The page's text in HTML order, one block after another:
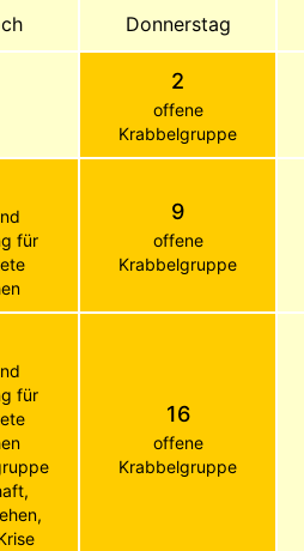
Donnerstag
2
offene
Krabbelgruppe
für
9
offene
Krabbelgruppe
für
16
offene
Krabbelgruppe